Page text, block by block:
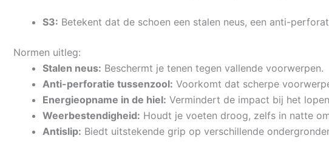
S3: Betekent dat de schoen een stalen neus, een anti-
Normen uitleg:
Stalen neus: Beschermt je tenen tegen vallende voorwerpen.
Anti-perforatie tussenzool: Voorkomt dat scherpe
Energieopname in de hiel: Vermindert de impact bij het
Weerbestendigheid: Houdt je voeten droog, zelfs in natte
Antislip: Biedt uitstekende grip op verschillende